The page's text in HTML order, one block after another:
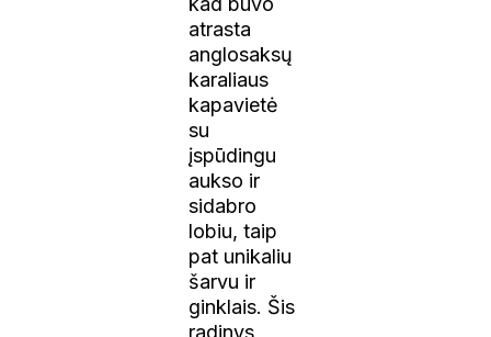
atrasta
anglosaksų
karaliaus
kapavietė
su
įspūdingu
aukso ir
sidabro
lobiu, taip
pat unikaliu
šarvu ir
ginklais. Šis
radinys